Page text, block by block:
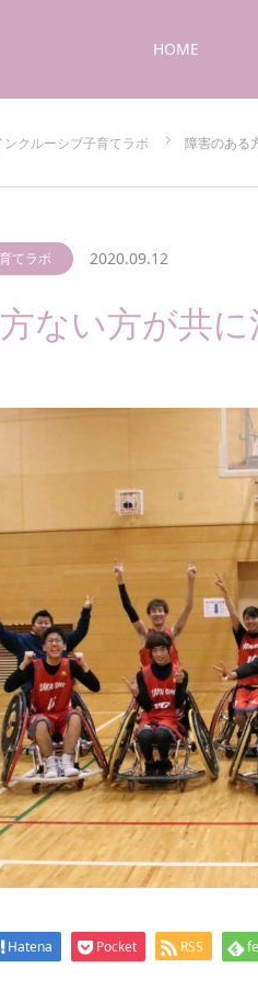
HOME
ンクルーシブ子育てラボ 障害のある
てラボ 2020.09.12
ない方が共
Hatena Pocket RSS